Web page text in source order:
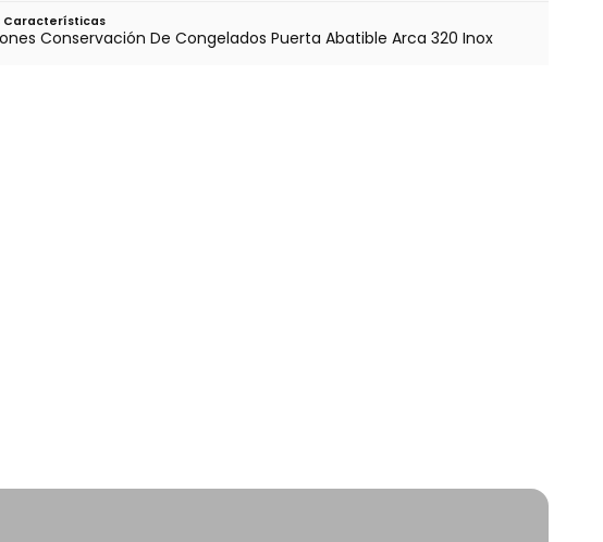
Características
Conservación De Congelados Puerta Abatible Arca 320 Inox